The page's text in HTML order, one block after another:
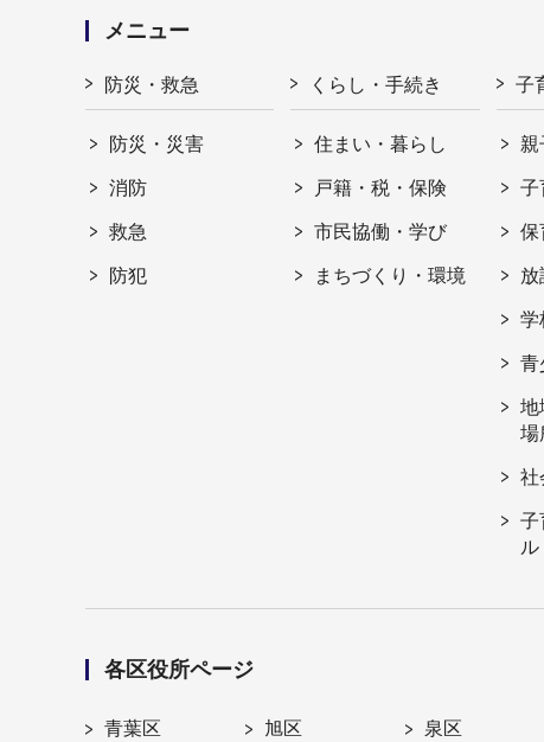
メニュー
防災・救急
防災・災害
消防
救急
防犯
くらし・手続き
住まい・暮らし
戸籍・税・保険
市民協働・学び
まちづくり・環境
子
親
子
保
放
学
青
地
場
社
子
ル
各区役所ページ
青葉区 旭区 泉区